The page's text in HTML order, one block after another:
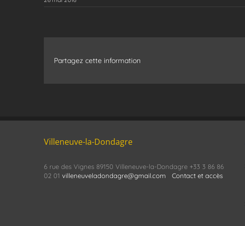
Partagez cette information
Villeneuve-la-Dondagre
6 rue des Vignes 89150 Villeneuve-la-Dondagre +33 3 86 86
02 01 villeneuveladondagre@gmail.com Contact et accès